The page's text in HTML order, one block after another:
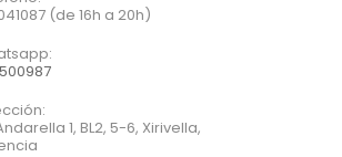
(de 16h a 20h)
1, BL2, 5-6, Xirivella,